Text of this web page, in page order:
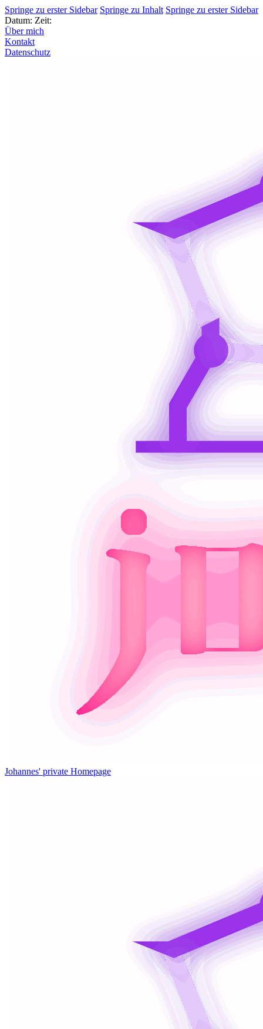
Springe zu erster Sidebar Springe zu Inhalt Springe zu erster Sidebar
Datum: Zeit:
Über mich
Kontakt
Datenschutz
Johannes' private Homepage